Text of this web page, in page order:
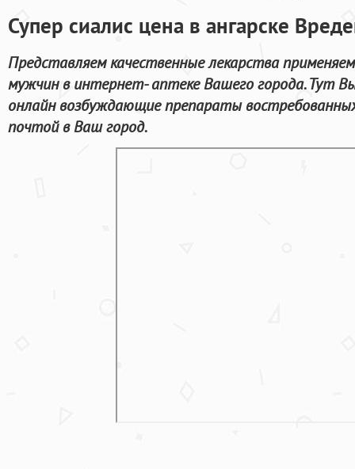
Супер сиалис цена в ангарске
Представляем качественные лекарства
мужчин в интернет- аптеке Вашего города. Тут
онлайн возбуждающие препараты
почтой в Ваш город.